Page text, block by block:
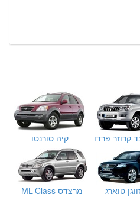
קרוזר פרדו קיה סורנטו
טוארג מרצדס ML-Class